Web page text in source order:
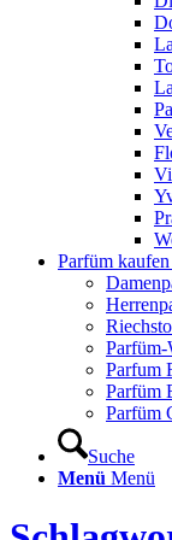
Parfüm
Parfüm-
Parfum
Parfüm
Parfüm
Suche
Menü Menü